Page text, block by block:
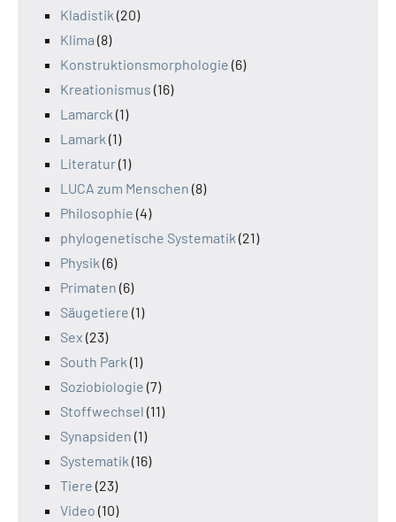
Kladistik (20)
Klima (8)
Konstruktionsmorphologie (6)
Kreationismus (16)
Lamarck (1)
Lamark (1)
Literatur(1)
LUCA zum Menschen (8)
Philosophie (4)
phylogenetische Systematik (21)
Physik (6)
Primaten (6)
Säugetiere (1)
Sex (23)
South Park (1)
Soziobiologie (7)
Stoffwechsel (11)
Synapsiden (1)
Systematik (16)
Tiere (23)
Video (10)